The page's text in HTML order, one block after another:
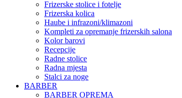
Frizerske stolice i fotelje
Frizerska kolica
Haube i infrazoni/klimazoni
Kompleti za opremanje frizerskih salona
Kolor barovi
Recepcije
Radne stolice
Radna mjesta
Stalci za noge
BARBER
BARBER OPREMA